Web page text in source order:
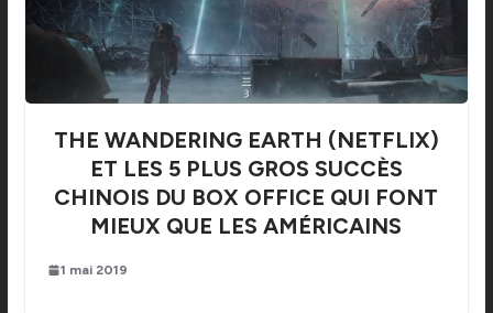
THE WANDERING EARTH (NETFLIX)
ET LES 5 PLUS GROS SUCCÈS
CHINOIS DU BOX OFFICE QUI FONT
MIEUX QUE LES AMÉRICAINS
1 mai 2019